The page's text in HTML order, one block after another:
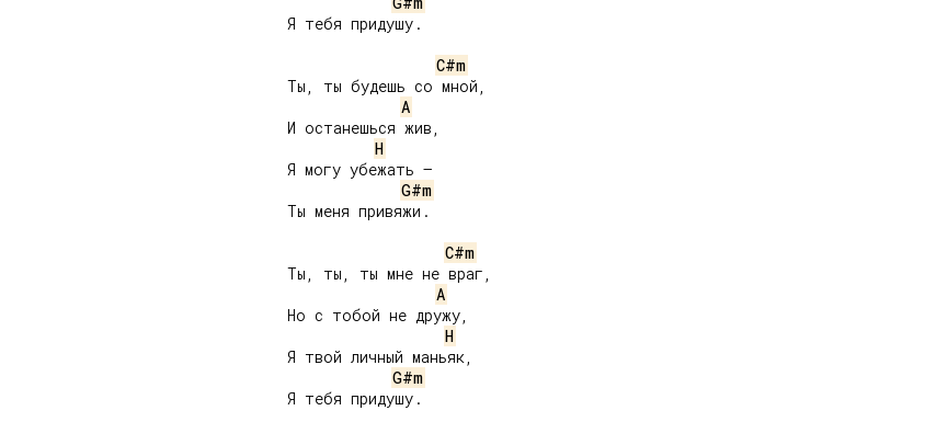
     Я тебя придушу.
C#m
     Ты, ты будешь со мной,
A
     И останешься жив,
H
     Я могу убежать –
G#m
     Ты меня привяжи.
C#m
     Ты, ты, ты мне не враг,
A
     Но с тобой не дружу,
H
     Я твой личный маньяк,
G#m
     Я тебя придушу.